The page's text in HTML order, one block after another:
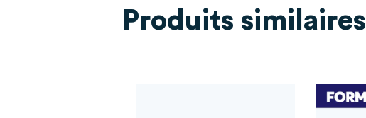
Produits similaires